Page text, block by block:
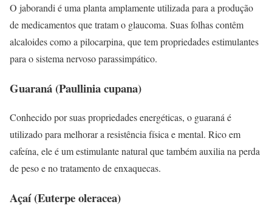
O jaborandi é uma planta amplamente utilizada para a produção
de medicamentos que tratam o glaucoma. Suas folhas contêm
alcaloides como a pilocarpina, que tem propriedades estimulantes
para o sistema nervoso parassimpático.
Guaraná (Paullinia cupana)
Conhecido por suas propriedades energéticas, o guaraná é
utilizado para melhorar a resistência física e mental. Rico em
cafeína, ele é um estimulante natural que também auxilia na perda
de peso e no tratamento de enxaquecas.
Açaí (Euterpe oleracea)